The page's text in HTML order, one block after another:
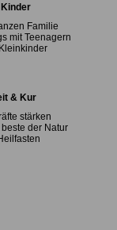
Familie
mit Teenagern
& Kur
stärken
beste der Natur